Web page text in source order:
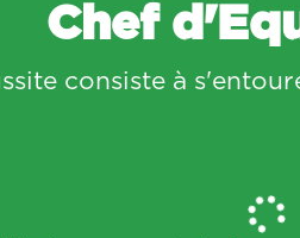
Chef
consiste à